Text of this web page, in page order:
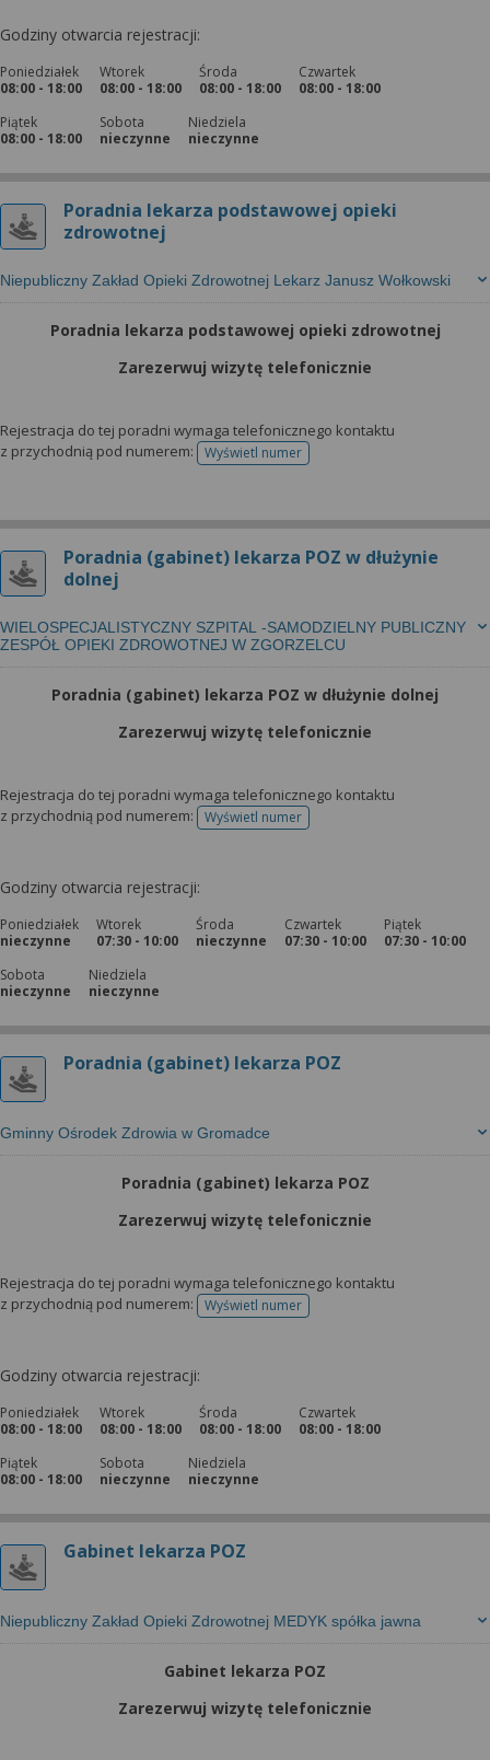
Godziny otwarcia rejestracji:
Poniedziałek
08:00 - 18:00
Wtorek
08:00 - 18:00
Środa
08:00 - 18:00
Czwartek
08:00 - 18:00
Piątek
08:00 - 18:00
Sobota
nieczynne
Niedziela
nieczynne
Poradnia lekarza podstawowej opieki
zdrowotnej
Niepubliczny Zakład Opieki Zdrowotnej Lekarz Janusz Wołkowski
Poradnia lekarza podstawowej opieki zdrowotnej
Zarezerwuj wizytę telefonicznie
Rejestracja do tej poradni wymaga telefonicznego kontaktu
z przychodnią pod numerem:
Wyświetl numertelefonu do rejestracji
Poradnia (gabinet) lekarza POZ w dłużynie
dolnej
WIELOSPECJALISTYCZNY SZPITAL -SAMODZIELNY PUBLICZNY
ZESPÓŁ OPIEKI ZDROWOTNEJ W ZGORZELCU
Poradnia (gabinet) lekarza POZ w dłużynie dolnej
Zarezerwuj wizytę telefonicznie
Rejestracja do tej poradni wymaga telefonicznego kontaktu
z przychodnią pod numerem:
Wyświetl numertelefonu do rejestracji
Godziny otwarcia rejestracji:
Poniedziałek
nieczynne
Wtorek
07:30 - 10:00
Środa
nieczynne
Czwartek
07:30 - 10:00
Piątek
07:30 - 10:00
Sobota
nieczynne
Niedziela
nieczynne
Poradnia (gabinet) lekarza POZ
Gminny Ośrodek Zdrowia w Gromadce
Poradnia (gabinet) lekarza POZ
Zarezerwuj wizytę telefonicznie
Rejestracja do tej poradni wymaga telefonicznego kontaktu
z przychodnią pod numerem:
Wyświetl numertelefonu do rejestracji
Godziny otwarcia rejestracji:
Poniedziałek
08:00 - 18:00
Wtorek
08:00 - 18:00
Środa
08:00 - 18:00
Czwartek
08:00 - 18:00
Piątek
08:00 - 18:00
Sobota
nieczynne
Niedziela
nieczynne
Gabinet lekarza POZ
Niepubliczny Zakład Opieki Zdrowotnej MEDYK spółka jawna
Gabinet lekarza POZ
Zarezerwuj wizytę telefonicznie